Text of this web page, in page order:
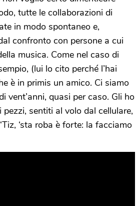
tutte le collaborazioni di
in modo spontaneo e,
confronto con persone a cui
musica. Come nel caso di
(lui lo cito perché l’hai
è in primis un amico. Ci siamo
vent’anni, quasi per caso. Gli ho
sentiti al volo dal cellulare,
‘sta roba è forte: la facciamo